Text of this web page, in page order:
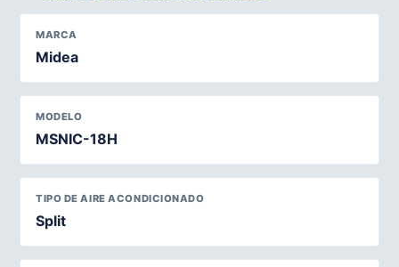
MARCA
Midea
MODELO
MSNIC-18H
TIPO DE AIRE ACONDICIONADO
Split